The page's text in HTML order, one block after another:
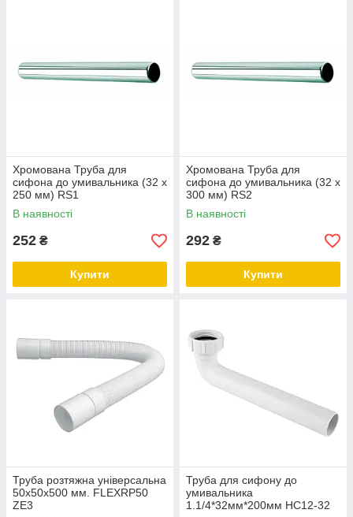
Хромована Труба для
сифона до умивальника (32 х
250 мм) RS1
В наявності
252 ₴
Купити
Хромована Труба для
сифона до умивальника (32 х
300 мм) RS2
В наявності
292 ₴
Купити
Труба розтяжна універсальна
50х50х500 мм. FLEXRP50
ZE3
Труба для сифону до
умивальника
1.1/4*32мм*200мм HC12-32